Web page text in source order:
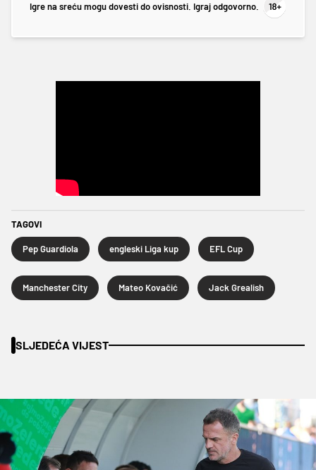
Igre na sreću mogu dovesti do ovisnosti. Igraj odgovorno.
TAGOVI
Pep Guardiola engleski Liga kup EFL Cup
Manchester City Mateo Kovačić Jack Grealish
SLJEDEĆA VIJEST